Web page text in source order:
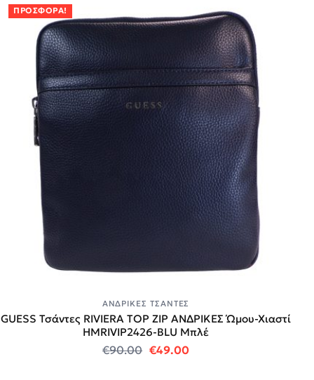
ΠΡΟΣΦΟΡΆ!
ΑΝΔΡΙΚΈΣ ΤΣΆΝΤΕΣ
GUESS Τσάντες RIVIERA TOP ZIP ΑΝΔΡΙΚΕΣ Ώμου-Χιαστί
HMRIVIP2426-BLU Μπλέ
€90.00 Original price was: €90.00.
€49.00Η τρέχουσα τιμή